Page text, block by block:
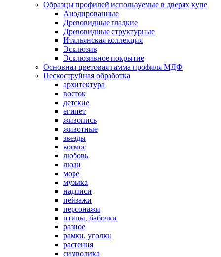
Образцы профилей используемые в дверях купе
Анодированные
Древовидные гладкие
Древовидные структурные
Итальянская коллекция
Эсклюзив
Эсклюзивное покрытие
Основная цветовая гамма профиля МДФ
Пескоструйная обработка
архитектура
восток
детские
египет
живопись
животные
звезды
космос
любовь
люди
море
музыка
надписи
пейзажи
персонажи
птицы, бабочки
разное
рамки, уголки
растения
символика